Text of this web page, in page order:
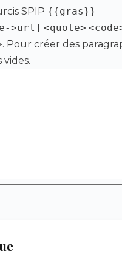
SPIP {{gras}}
>url] <quote>
. Pour créer des
vides.